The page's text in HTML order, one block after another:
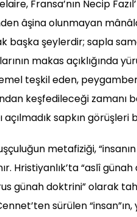
Fransa’nın Necip
âşina olunmayan
başka şeylerdir; sapla
makas açıklığında
teşkil eden,
keşfedileceği zamanı
açılmadık sapkın
metafiziği,
Hristiyanlık’ta “aslî
günah doktrini” olarak
sürülen